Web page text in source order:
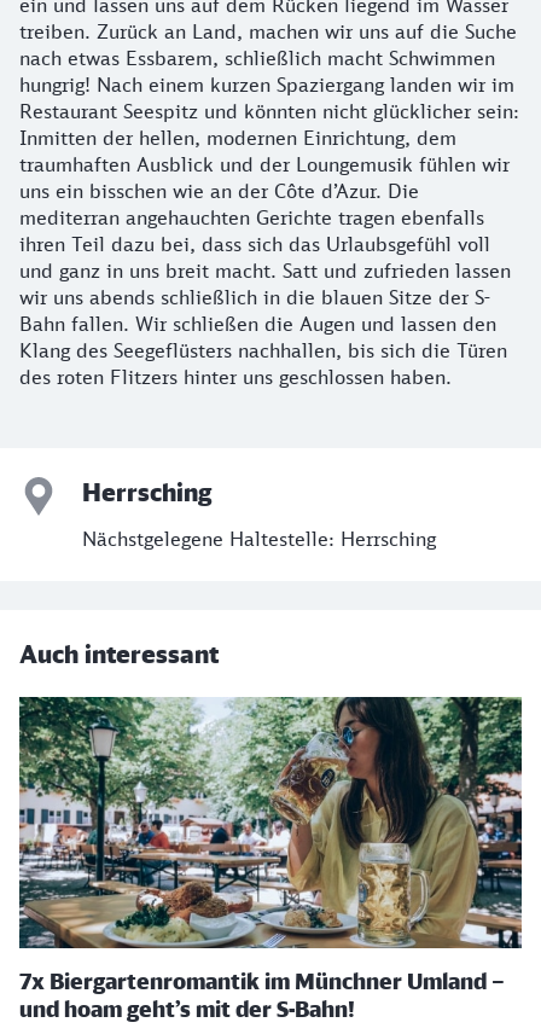
treiben. Zurück an Land, machen wir uns auf die Suche
nach etwas Essbarem, schließlich macht Schwimmen
hungrig! Nach einem kurzen Spaziergang landen wir im
Restaurant Seespitz und könnten nicht glücklicher sein:
Inmitten der hellen, modernen Einrichtung, dem
traumhaften Ausblick und der Loungemusik fühlen wir
uns ein bisschen wie an der Côte d’Azur. Die
mediterran angehauchten Gerichte tragen ebenfalls
ihren Teil dazu bei, dass sich das Urlaubsgefühl voll
und ganz in uns breit macht. Satt und zufrieden lassen
wir uns abends schließlich in die blauen Sitze der S-
Bahn fallen. Wir schließen die Augen und lassen den
Klang des Seegeflüsters nachhallen, bis sich die Türen
des roten Flitzers hinter uns geschlossen haben.
Herrsching
Nächstgelegene Haltestelle: Herrsching
Auch interessant
7x Biergartenromantik im Münchner Umland –
und hoam geht’s mit der S-Bahn!